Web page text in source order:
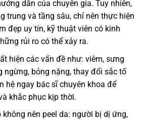
dẫn của chuyên gia. Tuy nhiên,
trung và tầng sâu, chỉ nên thực hiện
đẹp uy tín, kỹ thuật viên có kinh
rủi ro có thể xảy ra.
hiện các vấn đề như: viêm, sưng
ngừng, bỏng nặng, thay đổi sắc tố
hệ ngay bác sĩ chuyên khoa để
khắc phục kịp thời.
nên peel da: người bị dị ứng,